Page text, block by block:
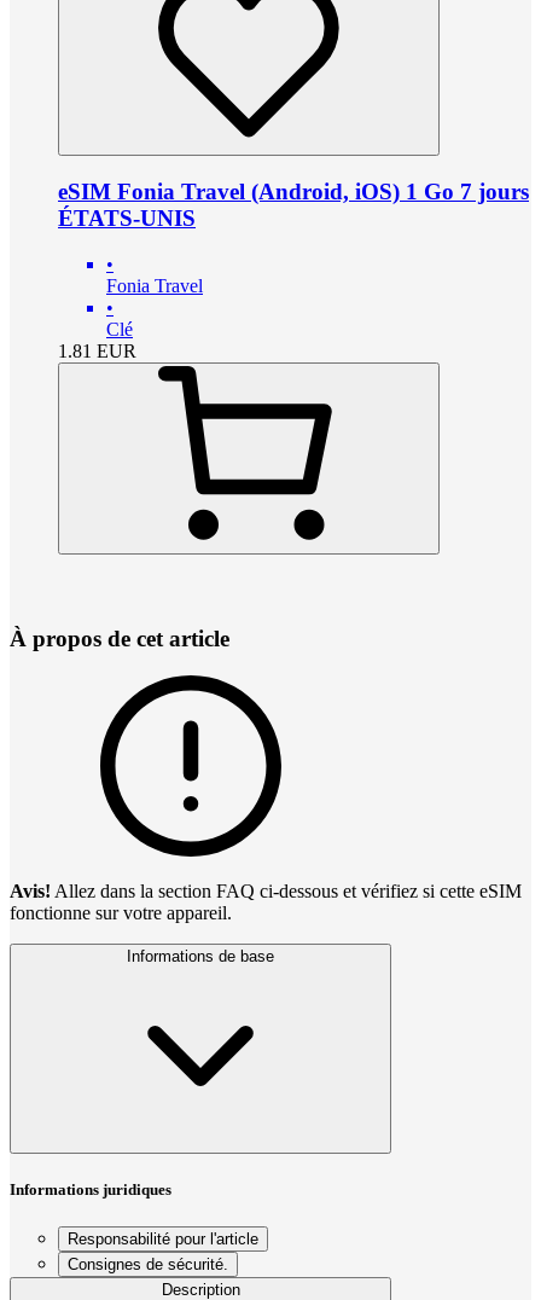
eSIM Fonia Travel (Android, iOS) 1 Go 7 jours
ÉTATS-UNIS
•
Fonia Travel
•
Clé
1.81 EUR
À propos de cet article
Avis! Allez dans la section FAQ ci-dessous et vérifiez si cette eSIM
fonctionne sur votre appareil.
Informations de base
Informations juridiques
Responsabilité pour l'article
Consignes de sécurité.
Description